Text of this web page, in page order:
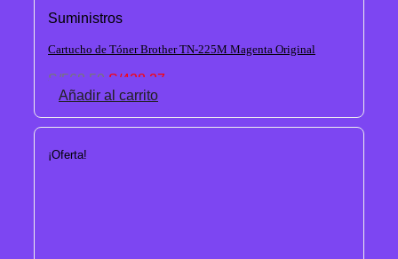
Suministros
Cartucho de Tóner Brother TN-225M Magenta Original
S/568.50 El
precio
era:
S/428.27
es:
Añadir al carrito
¡Oferta!